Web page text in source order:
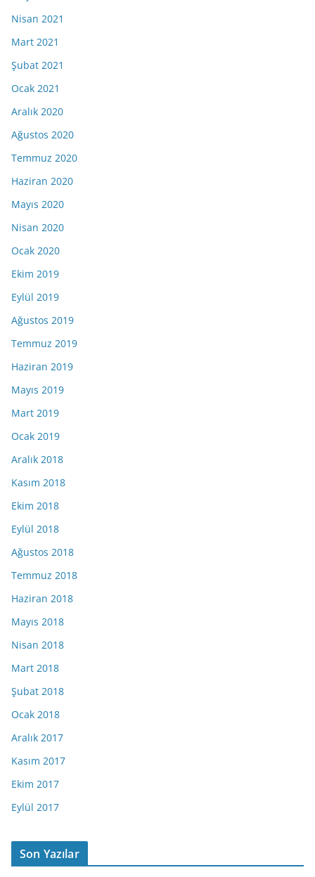
Nisan 2021
Mart 2021
Şubat 2021
Ocak 2021
Aralık 2020
Ağustos 2020
Temmuz 2020
Haziran 2020
Mayıs 2020
Nisan 2020
Ocak 2020
Ekim 2019
Eylül 2019
Ağustos 2019
Temmuz 2019
Haziran 2019
Mayıs 2019
Mart 2019
Ocak 2019
Aralık 2018
Kasım 2018
Ekim 2018
Eylül 2018
Ağustos 2018
Temmuz 2018
Haziran 2018
Mayıs 2018
Nisan 2018
Mart 2018
Şubat 2018
Ocak 2018
Aralık 2017
Kasım 2017
Ekim 2017
Eylül 2017
Son Yazılar